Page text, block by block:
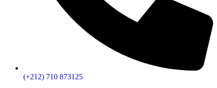
(+212) 710 873125